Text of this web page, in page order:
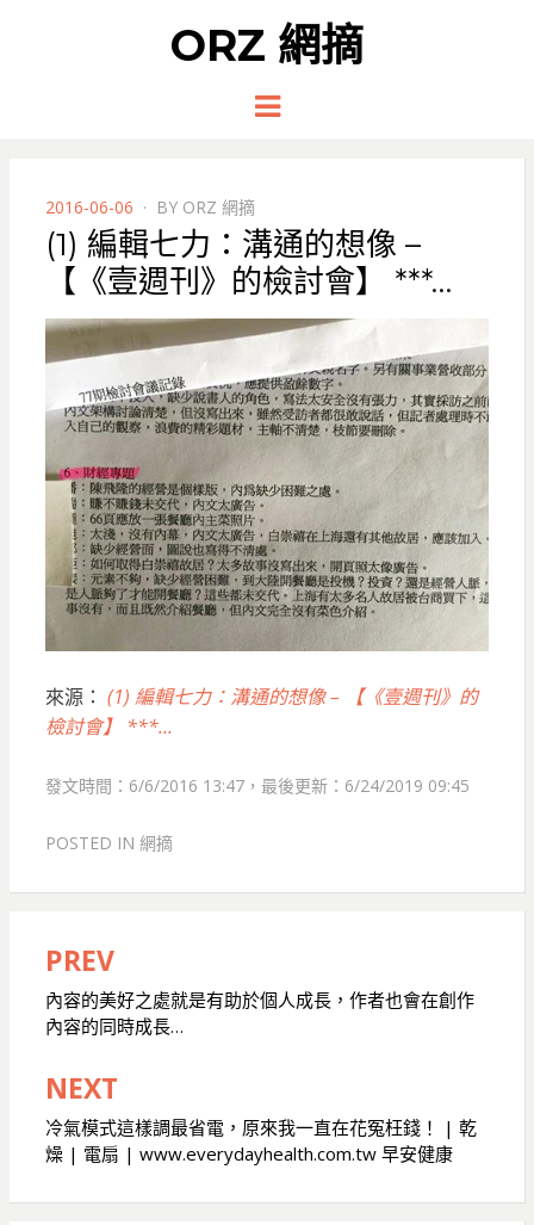
ORZ 網摘
Menu
POSTED
ON
2016-06-06 BY ORZ 網摘
(1) 編輯七力：溝通的想像 –
【《壹週刊》的檢討會】 ***…
來源： (1) 編輯七力：溝通的想像 – 【《壹週刊》的
檢討會】 ***…
發文時間：6/6/2016 13:47，最後更新：6/24/2019 09:45
POSTED IN 網摘
文
章
導
覽
PREV
內容的美好之處就是有助於個人成長，作者也會在創作
內容的同時成長…
NEXT
冷氣模式這樣調最省電，原來我一直在花冤枉錢！ | 乾
燥 | 電扇 | www.everydayhealth.com.tw 早安健康